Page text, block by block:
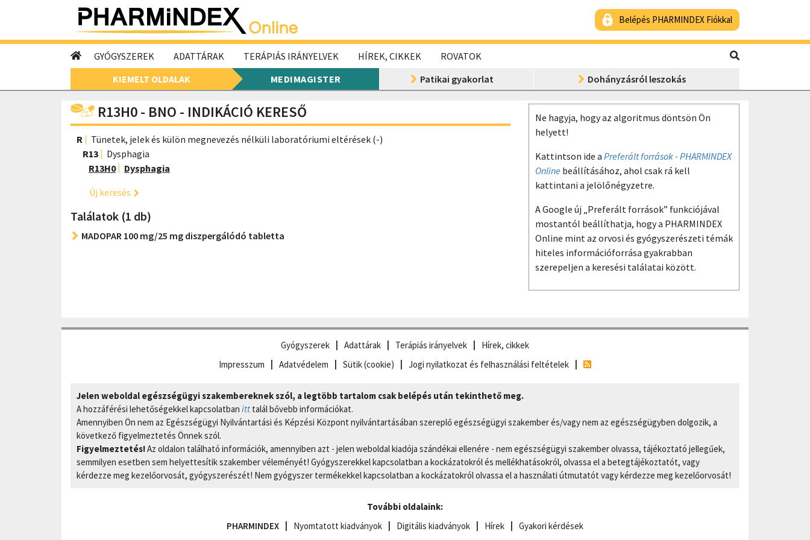
Belépés PHARMINDEX Fiókkal
GYÓGYSZEREK ADATTÁRAK TERÁPIÁS IRÁNYELVEK HÍREK, CIKKEK
ROVATOK
KIEMELT OLDALAK
MEDIMAGISTER Patikai gyakorlat Dohányzásról leszokás
R13H0 - BNO - INDIKÁCIÓ KERESŐ
R
Tünetek, jelek és külön megnevezés nélküli laboratóriumi eltérések (-)
R13
Dysphagia
R13H0
Dysphagia
Új keresés
Találatok (1 db)
MADOPAR 100 mg/25 mg diszpergálódó tabletta
Ne hagyja, hogy az algoritmus döntsön Ön
helyett!
Kattintson ide a Preferált források - PHARMINDEX
Online beállításához, ahol csak rá kell
kattintani a jelölőnégyzetre.
A Google új „Preferált források” funkciójával
mostantól beállíthatja, hogy a PHARMINDEX
Online mint az orvosi és gyógyszerészeti témák
hiteles információforrása gyakrabban
szerepeljen a keresési találatai között.
Gyógyszerek Adattárak Terápiás irányelvek
Hírek, cikkek
Impresszum
Adatvédelem Sütik (cookie) Jogi nyilatkozat és felhasználási feltételek
Jelen weboldal egészségügyi szakembereknek szól, a legtöbb tartalom csak belépés után tekinthető meg.
A hozzáférési lehetőségekkel kapcsolatban itt talál bővebb információkat.
Amennyiben Ön nem az Egészségügyi Nyilvántartási és Képzési Központ nyilvántartásában szereplő egészségügyi szakember és/vagy nem az egészségügyben dolgozik, a
következő figyelmeztetés Önnek szól.
Figyelmeztetés!Az oldalon található információk, amennyiben azt - jelen weboldal kiadója szándékai ellenére - nem egészségügyi szakember olvassa, tájékoztató jellegűek,
semmilyen esetben sem helyettesítik szakember véleményét! Gyógyszerekkel kapcsolatban a kockázatokról és mellékhatásokról, olvassa el a betegtájékoztatót, vagy
kérdezze meg kezelőorvosát, gyógyszerészét! Nem gyógyszer termékekkel kapcsolatban a kockázatokról olvassa el a használati útmutatót vagy kérdezze meg kezelőorvosát!
További oldalaink:
PHARMINDEX
Nyomtatott kiadványok Digitális kiadványok Hírek Gyakori kérdések